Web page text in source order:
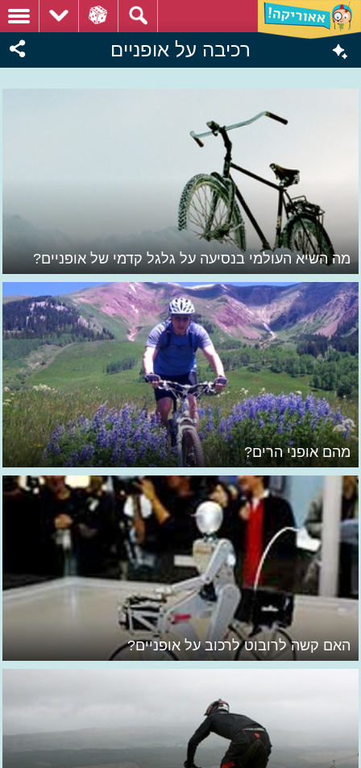
רכיבה על אופניים
מה השיא העולמי בנסיעה על גלגל קדמי של אופניים?
מהם אופני הרים?
האם קשה לרובוט לרכוב על אופניים?